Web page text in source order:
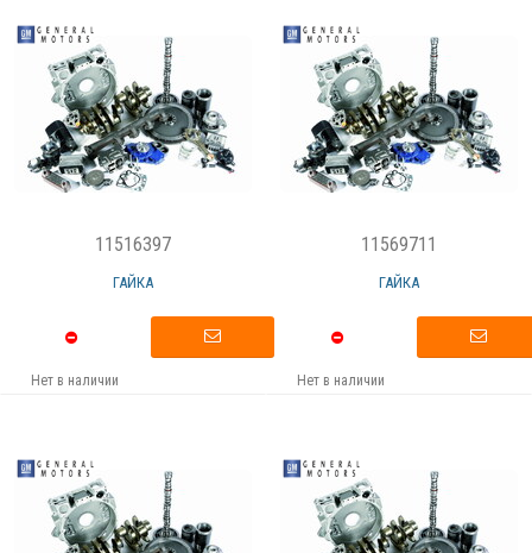
11516397
ГАЙКА
Нет в наличии
11569711
ГАЙКА
Нет в наличии